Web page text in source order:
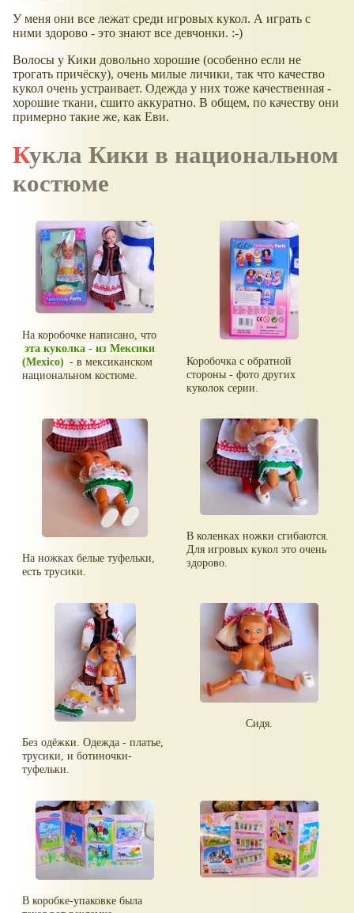
У меня они все лежат среди игровых кукол. А играть с
ними здорово - это знают все девчонки. :-)
Волосы у Кики довольно хорошие (особенно если не
трогать причёску), очень милые личики, так что качество
кукол очень устраивает. Одежда у них тоже качественная -
хорошие ткани, сшито аккуратно. В общем, по качеству они
примерно такие же, как Еви.
Кукла Кики в национальном
костюме
На коробочке написано, что
эта куколка - из Мексики
(Mexico) - в мексиканском
национальном костюме.
Коробочка с обратной
стороны - фото других
куколок серии.
На ножках белые туфельки,
есть трусики.
В коленках ножки сгибаются.
Для игровых кукол это очень
здорово.
Без одёжки. Одежда - платье,
трусики, и ботиночки-
туфельки.
Сидя.
В коробке-упаковке была